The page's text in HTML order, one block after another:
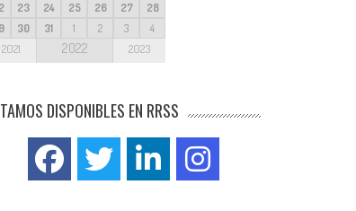
23 24 25 26 27
28
30 31 1 2 3 4
2021 2022 2023
DISPONIBLES EN RRSS